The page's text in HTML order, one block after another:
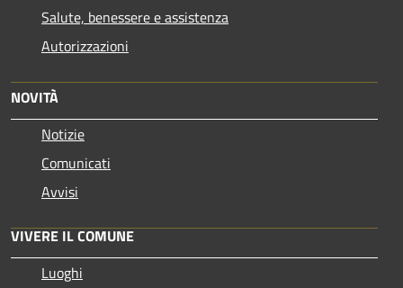
Salute, benessere e assistenza
Autorizzazioni
NOVITÀ
Notizie
Comunicati
Avvisi
VIVERE IL COMUNE
Luoghi